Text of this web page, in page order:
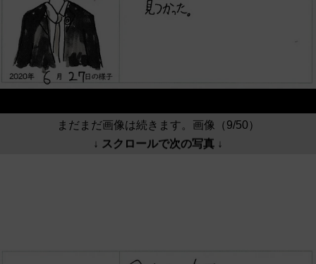
まだまだ画像は続きます。画像（9/50）
↓ スクロールで次の写真 ↓